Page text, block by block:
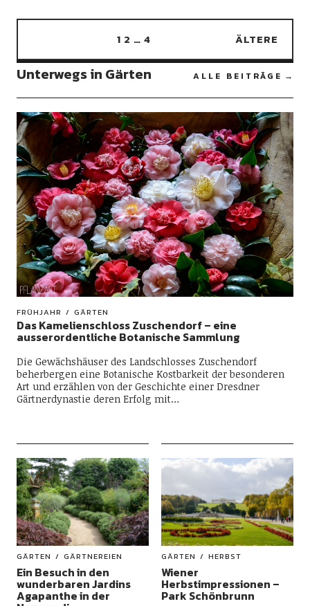
1 2 … 4 ÄLTERE
Unterwegs in Gärten ALLE BEITRÄGE
FRÜHJAHR GÄRTEN
Das Kamelienschloss Zuschendorf – eine
ausserordentliche Botanische Sammlung
Die Gewächshäuser des Landschlosses Zuschendorf
beherbergen eine Botanische Kostbarkeit der besonderen
Art und erzählen von der Geschichte einer Dresdner
Gärtnerdynastie deren Erfolg mit…
GÄRTEN GÄRTNEREIEN
Ein Besuch in den
wunderbaren Jardins
Agapanthe in der
GÄRTEN HERBST
Wiener
Herbstimpressionen –
Park Schönbrunn